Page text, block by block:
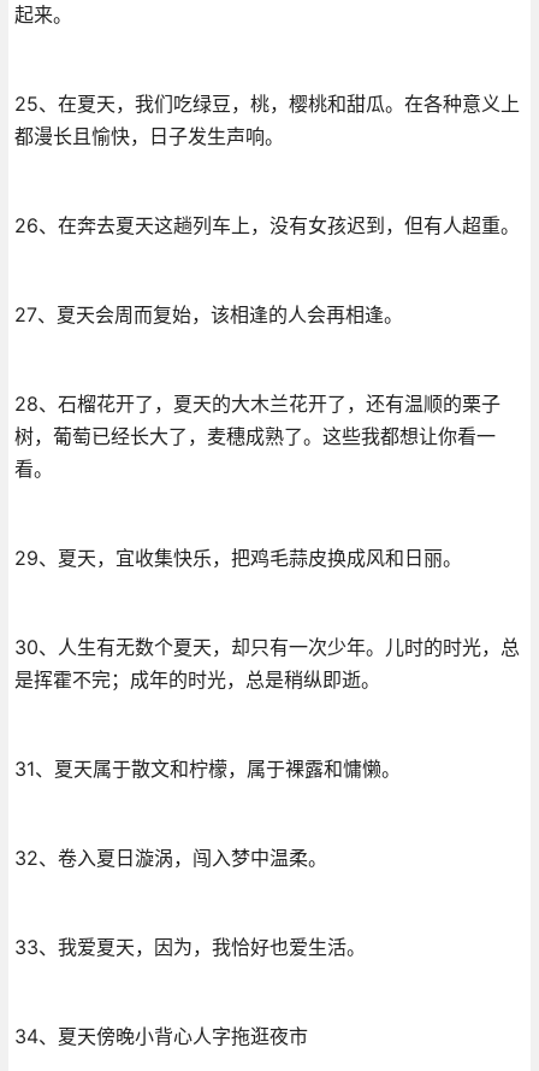
起来。
25、在夏天，我们吃绿豆，桃，樱桃和甜瓜。在各种意义上
都漫长且愉快，日子发生声响。
26、在奔去夏天这趟列车上，没有女孩迟到，但有人超重。
27、夏天会周而复始，该相逢的人会再相逢。
28、石榴花开了，夏天的大木兰花开了，还有温顺的栗子
树，葡萄已经长大了，麦穗成熟了。这些我都想让你看一
看。
29、夏天，宜收集快乐，把鸡毛蒜皮换成风和日丽。
30、人生有无数个夏天，却只有一次少年。儿时的时光，总
是挥霍不完；成年的时光，总是稍纵即逝。
31、夏天属于散文和柠檬，属于裸露和慵懒。
32、卷入夏日漩涡，闯入梦中温柔。
33、我爱夏天，因为，我恰好也爱生活。
34、夏天傍晚小背心人字拖逛夜市